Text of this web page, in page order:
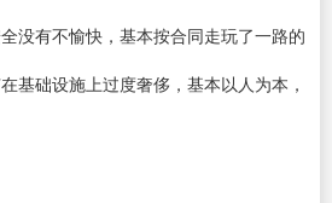
没有不愉快，基本按合同走玩了一路的
基础设施上过度奢侈，基本以人为本，